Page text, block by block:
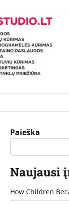
Paieška
Naujausi
How Children